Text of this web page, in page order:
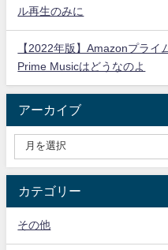
ル再生のみに
【2022年版】Amazonプラ
Prime Musicはどうなのよ
アーカイブ
カテゴリー
その他